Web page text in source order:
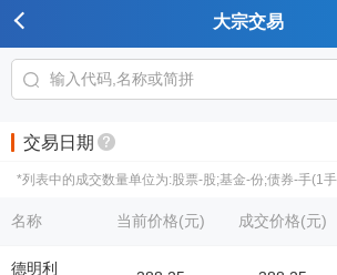
大宗交易
交易日期
*列表中的成交数量单位为:股票-股;基金-份;债券-手(1
名称
德明利
当前价格(元) 成交价格(元)